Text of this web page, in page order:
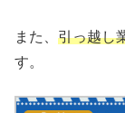
また、 引っ越し
す。